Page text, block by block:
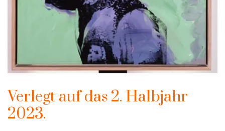
Verlegt auf das 2. Halbjahr
2023.